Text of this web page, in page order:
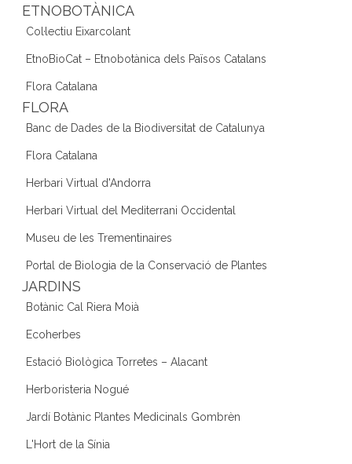
ETNOBOTÀNICA
Col·lectiu Eixarcolant
EtnoBioCat – Etnobotànica dels Països Catalans
Flora Catalana
FLORA
Banc de Dades de la Biodiversitat de Catalunya
Flora Catalana
Herbari Virtual d'Andorra
Herbari Virtual del Mediterrani Occidental
Museu de les Trementinaires
Portal de Biologia de la Conservació de Plantes
JARDINS
Botànic Cal Riera Moià
Ecoherbes
Estació Biològica Torretes – Alacant
Herboristeria Nogué
Jardí Botànic Plantes Medicinals Gombrèn
L'Hort de la Sínia